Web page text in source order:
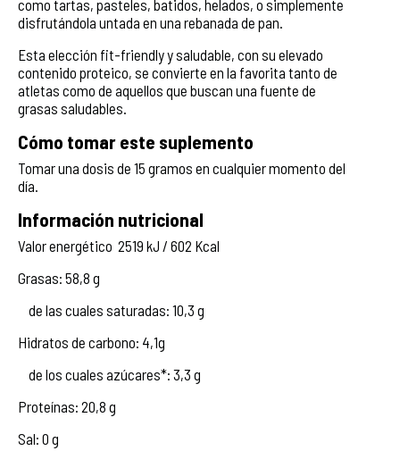
como tartas, pasteles, batidos, helados, o simplemente
disfrutándola untada en una rebanada de pan.
Esta elección fit-friendly y saludable, con su elevado
contenido proteico, se convierte en la favorita tanto de
atletas como de aquellos que buscan una fuente de
grasas saludables.
Cómo tomar este suplemento
Tomar una dosis de 15 gramos en cualquier momento del
día.
Información nutricional
Valor energético 2519 kJ / 602 Kcal
Grasas: 58,8 g
de las cuales saturadas: 10,3 g
Hidratos de carbono: 4,1g
de los cuales azúcares*: 3,3 g
Proteínas: 20,8 g
Sal: 0 g